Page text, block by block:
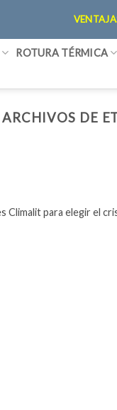
ROTURA TÉRMICA
ARCHIVOS DE
para elegir el